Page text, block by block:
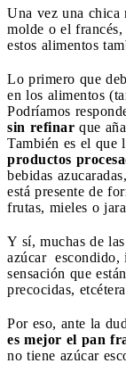
Una vez una chica
molde o el
estos alimentos
Lo primero que
en los alimentos
Podríamos
sin refinar que
También es el que
productos
bebidas
está presente de
frutas, mieles o
Y sí, muchas de
azúcar escondido,
sensación que
precocidas,
Por eso, ante la
es mejor el pan
no tiene azúcar